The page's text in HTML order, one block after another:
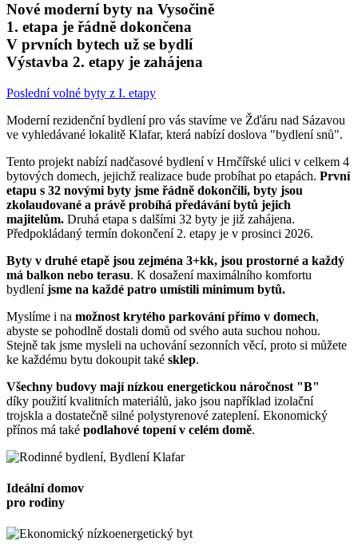
Nové moderní byty na Vysočině
1. etapa je řádně dokončena
V prvních bytech už se bydlí
Výstavba 2. etapy je zahájena
Poslední volné byty z I. etapy
Moderní rezidenční bydlení pro vás stavíme ve Žďáru nad Sázavou
ve vyhledávané lokalitě Klafar, která nabízí doslova "bydlení snů".
Tento projekt nabízí nadčasové bydlení v Hrnčířské ulici v celkem 4
bytových domech, jejichž realizace bude probíhat po etapách. První
etapu s 32 novými byty jsme řádně dokončili, byty jsou
zkolaudované a právě probíhá předávání bytů jejich
majitelům. Druhá etapa s dalšími 32 byty je již zahájena.
Předpokládaný termín dokončení 2. etapy je v prosinci 2026.
Byty v druhé etapě jsou zejména 3+kk, jsou prostorné a každý
má balkon nebo terasu. K dosažení maximálního komfortu
bydleníjsme na každé patro umístili minimum bytů.
Myslíme i na možnost krytého parkování přímo v domech,
abyste se pohodlně dostali domů od svého auta suchou nohou.
Stejně tak jsme mysleli na uchování sezonních věcí, proto si můžete
ke každému bytu dokoupit také sklep.
Všechny budovy mají nízkou energetickou náročnost "B"
díky použití kvalitních materiálů, jako jsou například izolační
trojskla a dostatečně silné polystyrenové zateplení. Ekonomický
přínos má také podlahové topení v celém domě.
Ideální domov
pro rodiny